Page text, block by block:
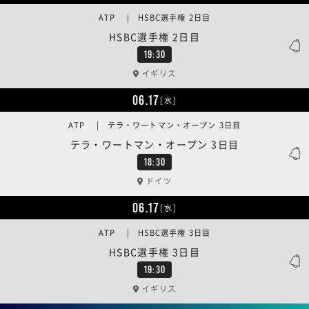
19:30
HSBC選手権 2日目
ATP | HSBC選手権 2日目
イギリス
06.17[水]
18:30
テラ・ワートマン・オープン 3日目
ATP | テラ・ワートマン・オープン 3日目
ドイツ
06.17[水]
19:30
HSBC選手権 3日目
ATP | HSBC選手権 3日目
イギリス